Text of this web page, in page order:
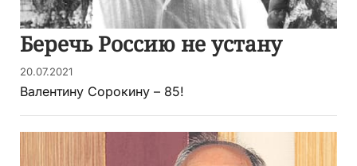
Беречь Россию не устану
20.07.2021
Валентину Сорокину – 85!